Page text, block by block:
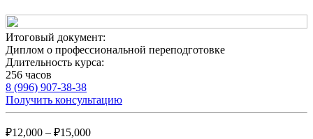
Итоговый документ:
Диплом о профессиональной переподготовке
Длительность курса:
256 часов
8 (996) 907-38-38
Получить консультацию
₽12,000 – ₽15,000